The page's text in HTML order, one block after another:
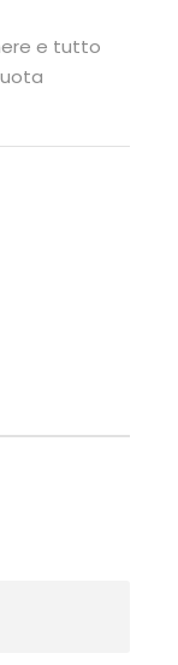
e tutto